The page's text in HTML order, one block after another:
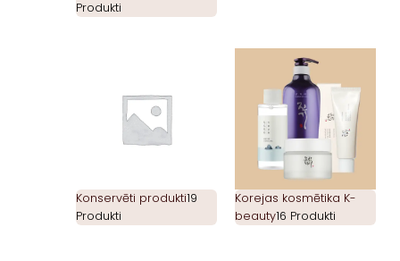
Produkti
Konservēti produkti19
Produkti
Korejas kosmētika K-
beauty16 Produkti